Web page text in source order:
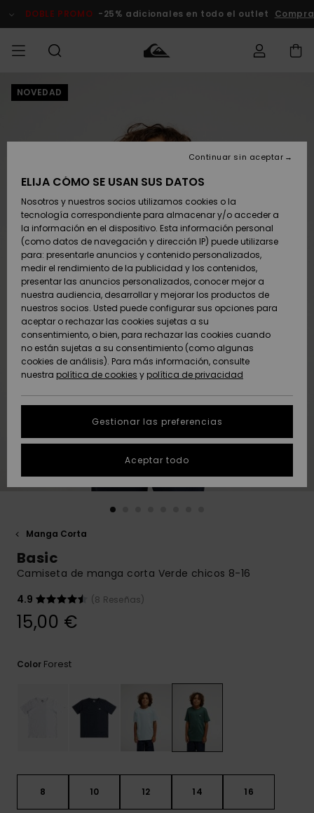
del
DOBLE PROMO -25% adicionales en todo el outlet
HOMBRE
Zapatos y
chanclas
Surf
Snow
Novedades
Destacados
Zapatos y
chanclas
Surf
Snow
Novedades
Destacados
Destacados
Snow
SURF
Highlights
Comunidad
SNOW
Hombre
Snow Niños
Tienda
Snow Mujer
Destacados
Comunidad
DOBLE
PROMO
Outlet
Mujer
AYUDA &
CONTACTO
Envio
Devoluciones
Pago
Tarjeta de
regalo
Quiksilver
Freedom
Protección de
datos
personales
Inicia una
conversación
la respuesta
respuestas a
las preguntas
Consultar
las FAQ
SOSTENIBILIDAD
NOVEDAD
Manga Corta
Basic
Camiseta de manga corta Verde chicos 8-16
4.9
(8 Reseñas)
15,00 €
Color Forest
8 10 12 14 16
ELIJA CÓMO SE USAN SUS DATOS
Nosotros y nuestros socios utilizamos cookies o la
tecnología correspondiente para almacenar y/o acceder a
la información en el dispositivo. Esta información personal
(como datos de navegación y dirección IP) puede utilizarse
para: presentarle anuncios y contenido personalizados,
medir el rendimiento de la publicidad y los contenidos,
presentar las anuncios personalizados, conocer mejor a
nuestra audiencia, desarrollar y mejorar los productos de
nuestros socios. Usted puede configurar sus opciones para
aceptar o rechazar las cookies sujetas a su
consentimiento, o bien, para rechazar las cookies cuando
no están sujetas a su consentimiento (como algunas
cookies de análisis). Para más información, consulte
nuestra política de cookies y política de privacidad
Gestionar las preferencias
Continuar sin aceptar
Aceptar todo